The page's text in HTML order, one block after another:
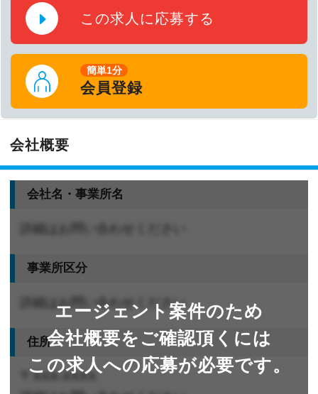
この求人に応募する
簡単1分
会員登録
会社概要
エージェント案件のため
会社概要をご確認頂くには
この求人への応募が必要です。
会社名・事業所名
事業所区分
詳細はお問い合わせください
住所
〒XXX-XXXX